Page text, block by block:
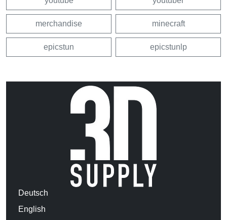
merchandise minecraft
epicstun epicstunlp
Deutsch
English